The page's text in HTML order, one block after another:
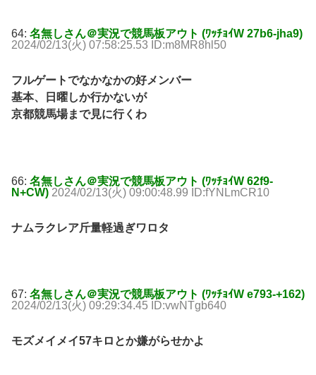
64: 名無しさん＠実況で競馬板アウト (ﾜｯﾁｮｲW 27b6-jha9)
2024/02/13(火) 07:58:25.53 ID:m8MR8hl50
フルゲートでなかなかの好メンバー
基本、日曜しか行かないが
京都競馬場まで見に行くわ
66: 名無しさん＠実況で競馬板アウト (ﾜｯﾁｮｲW 62f9-
N+CW) 2024/02/13(火) 09:00:48.99 ID:fYNLmCR10
ナムラクレア斤量軽過ぎワロタ
67: 名無しさん＠実況で競馬板アウト (ﾜｯﾁｮｲW e793-+162)
2024/02/13(火) 09:29:34.45 ID:vwNTgb640
モズメイメイ57キロとか嫌がらせかよ